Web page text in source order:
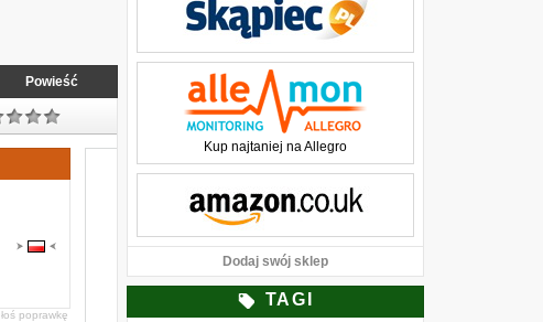
Powieść
poprawkę
Kup najtaniej na Allegro
Dodaj swój sklep
TAGI